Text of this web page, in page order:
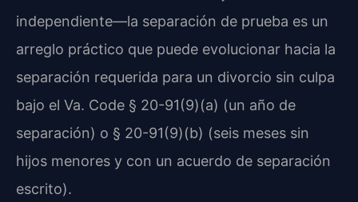
independiente—la separación de prueba es un
arreglo práctico que puede evolucionar hacia la
separación requerida para un divorcio sin culpa
bajo el Va. Code § 20-91(9)(a) (un año de
separación) o § 20-91(9)(b) (seis meses sin
hijos menores y con un acuerdo de separación
escrito).